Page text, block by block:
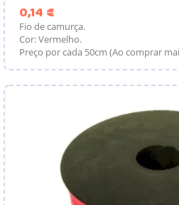
0,14 €
Fio de camurça.
Cor: Vermelho.
Preço por cada 50cm (Ao comprar